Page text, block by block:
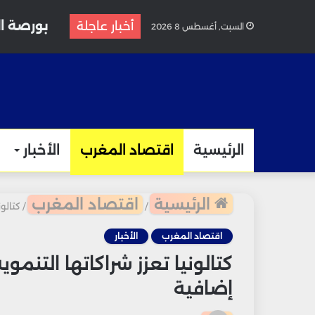
السبت, أغسطس 8 2026 أخبار عاجلة
الرئيسية اقتصاد المغرب الأخبار
الرئيسية / اقتصاد المغرب /
اقتصاد المغرب الأخبار
إضافية